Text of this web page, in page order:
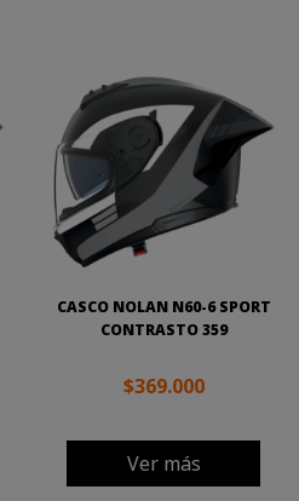
CASCO NOLAN N60-6 SPORT
CONTRASTO 359
$369.000
Ver más